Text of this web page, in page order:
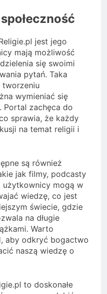
jest jego
mają możliwość
się swoimi
pytań. Taka
wymieniać się
Portal zachęca do
sprawia, że każdy
na temat religii i
są również
jak filmy, podcasty
mogą w
wiedzę, co jest
świecie, gdzie
na długie
Warto
, aby odkryć bogactwo
naszą wiedzę o
to doskonałe